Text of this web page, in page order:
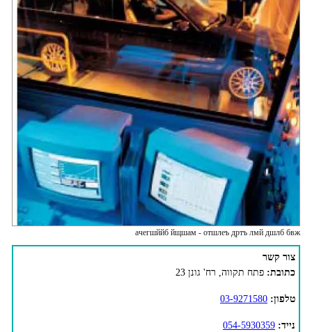
ачегшййб йщшам - отшлеъ дртъ лмй дшлб бвж
צור קשר
כתובת: פתח תקווה, רח' גונן 23
טלפון: 03-9271580
נייד: 054-5930359